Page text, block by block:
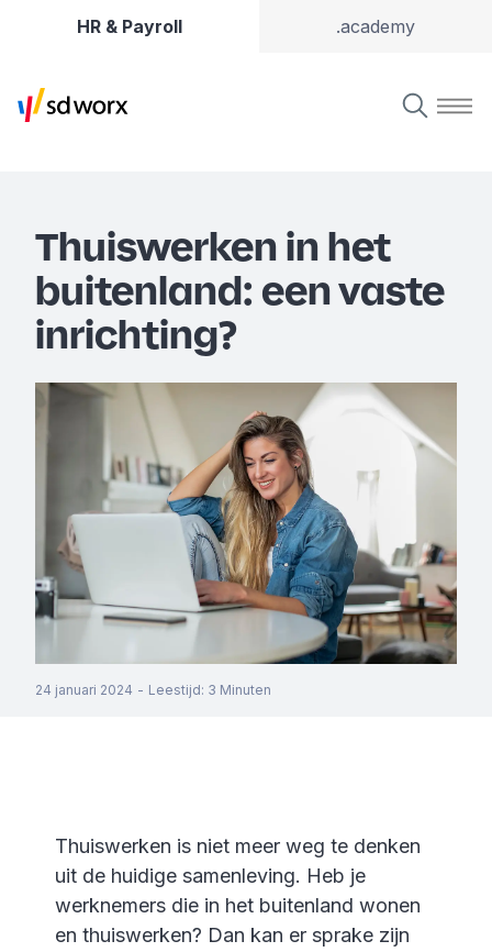
HR & Payroll .academy
Thuiswerken in het
buitenland: een vaste
inrichting?
24 januari 2024 - Leestijd: 3 Minuten
Thuiswerken is niet meer weg te denken
uit de huidige samenleving. Heb je
werknemers die in het buitenland wonen
en thuiswerken? Dan kan er sprake zijn